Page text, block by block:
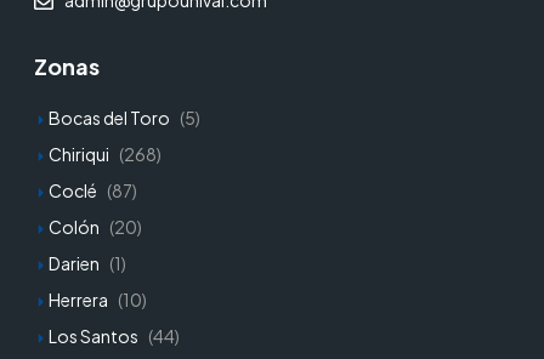
Zonas
Bocas del Toro (5)
Chiriqui (268)
Coclé (87)
Colón (20)
Darien (1)
Herrera (10)
Los Santos (44)